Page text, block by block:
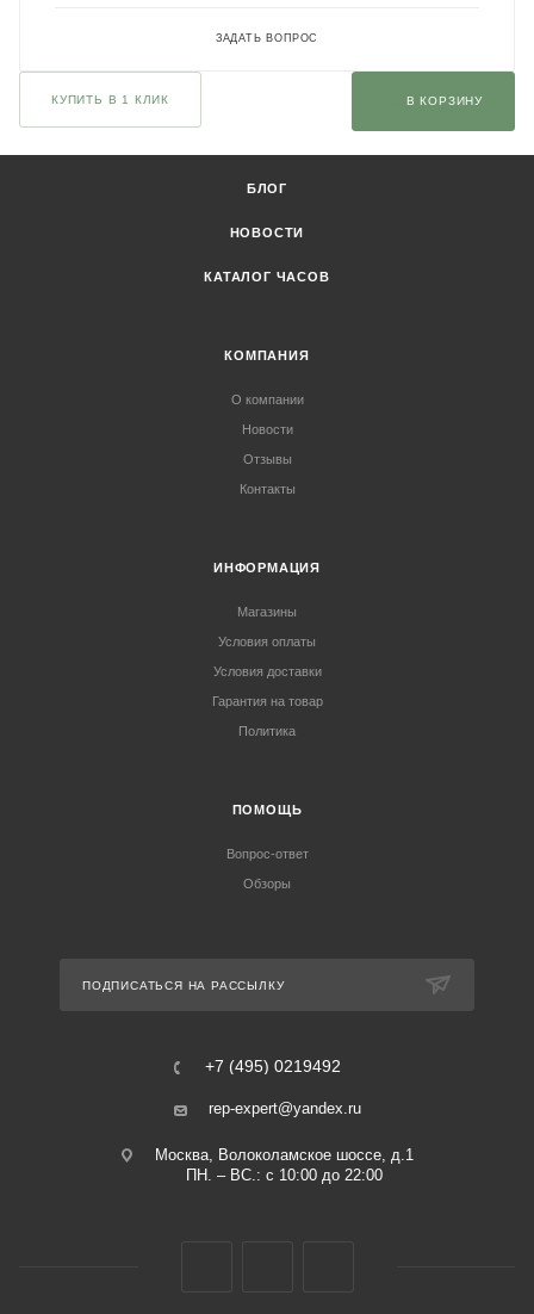
ЗАДАТЬ ВОПРОС
КУПИТЬ В 1 КЛИК В КОРЗИНУ
БЛОГ
НОВОСТИ
КАТАЛОГ ЧАСОВ
КОМПАНИЯ
О компании
Новости
Отзывы
Контакты
ИНФОРМАЦИЯ
Магазины
Условия оплаты
Условия доставки
Гарантия на товар
Политика
ПОМОЩЬ
Вопрос-ответ
Обзоры
ПОДПИСАТЬСЯ НА РАССЫЛКУ
+7 (495) 0219492
rep-expert@yandex.ru
Москва, Волоколамское шоссе, д.1
ПН. – ВС.: с 10:00 до 22:00